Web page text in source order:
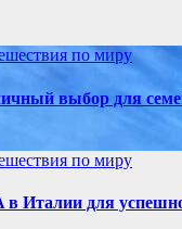
по миру
выбор для
по миру
в Италии для